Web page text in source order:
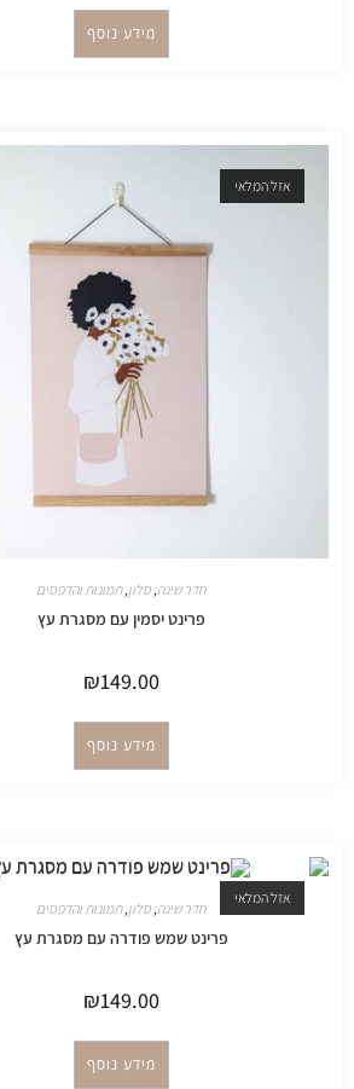
מידע נוסף
אזל המלאי
חדר שינה, סלון,תמונות והדפסים
פרינט יסמין עם מסגרת עץ
₪149.00
מידע נוסף
אזל המלאי
חדר שינה, סלון,תמונות והדפסים
פרינט שמש פודרה עם מסגרת עץ
₪149.00
מידע נוסף